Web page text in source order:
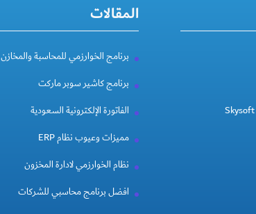
المقالات
برنامج الخوارزمي للمحاسبة والمخازن
برنامج كاشير سوبر ماركت
الفاتورة الإلكترونية السعودية
مميزات وعيوب نظام ERP
نظام الخوارزمي لادارة المخزون
افضل برنامج محاسبي للشركات